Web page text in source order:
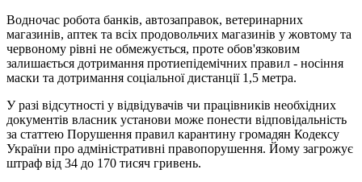
Водночас робота банків, автозаправок, ветеринарних
магазинів, аптек та всіх продовольчих магазинів у жовтому та
червоному рівні не обмежується, проте обов'язковим
залишається дотримання протиепідемічних правил - носіння
маски та дотримання соціальної дистанції 1,5 метра.
У разі відсутності у відвідувачів чи працівників необхідних
документів власник установи може понести відповідальність
за статтею Порушення правил карантину громадян Кодексу
України про адміністративні правопорушення. Йому загрожує
штраф від 34 до 170 тисяч гривень.